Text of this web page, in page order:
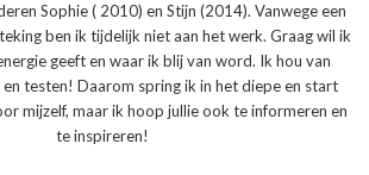
Sophie ( 2010) en Stijn (2014). Vanwege een
ben ik tijdelijk niet aan het werk. Graag wil ik
geeft en waar ik blij van word. Ik hou van
testen! Daarom spring ik in het diepe en start
mijzelf, maar ik hoop jullie ook te informeren en
te inspireren!